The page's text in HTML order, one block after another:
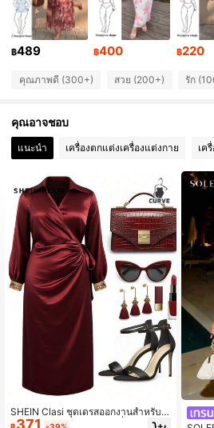
4.78 23K ผู้ติดตาม
4.78 23K ผู้ติดตาม
23K ผู้ติดตาม
฿489 ฿400 ฿220
คุณภาพดี (300+) สวย (200+) รัก
คุณอาจชอบ
แนะนำ เครื่องตกแต่งเครื่องแต่งกาย เค
SHEIN Clasi ชุดเดรสออกงานสำหรับส
ตรีพลัสไซส์ ทรงสวยหรู ปะเลื่อม แต่งผิว
฿371 -39%